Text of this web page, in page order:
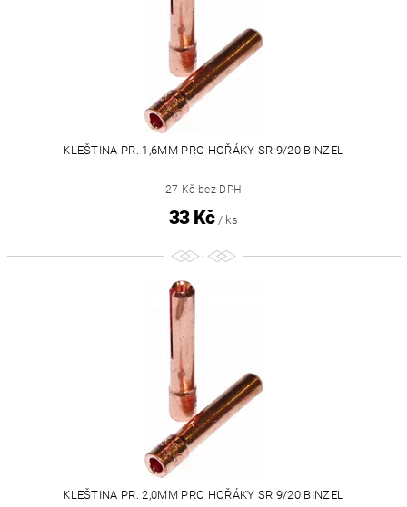
KLEŠTINA PR. 1,6MM PRO HOŘÁKY SR 9/20 BINZEL
27 Kč bez DPH
33 Kč / ks
KLEŠTINA PR. 2,0MM PRO HOŘÁKY SR 9/20 BINZEL